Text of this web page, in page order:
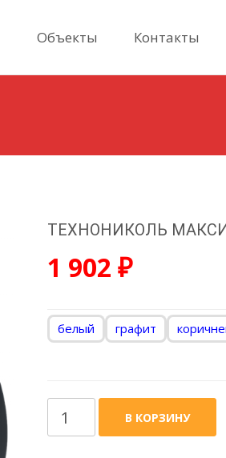
Объекты Контакты
ТЕХНОНИКОЛЬ МАКСИ
1 902 ₽
белый графит
Количество
товара
В КОРЗИНУ